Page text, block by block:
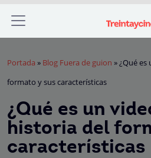
Portada » Blog Fuera de guion »¿Qué es
formato y sus características
¿Qué es un
historia del
características